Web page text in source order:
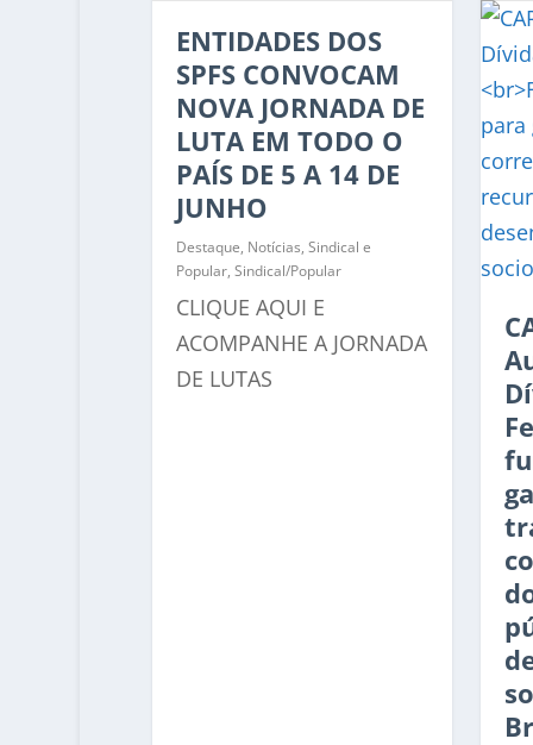
ENTIDADES DOS
SPFS CONVOCAM
NOVA JORNADA DE
LUTA EM TODO O
PAÍS DE 5 A 14 DE
JUNHO
Destaque, Notícias, Sindical e
Popular, Sindical/Popular
CLIQUE AQUI E
ACOMPANHE A JORNADA
DE LUTAS